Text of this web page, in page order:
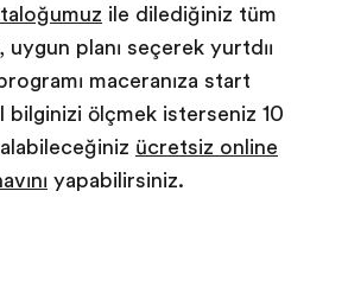
ile dilediğiniz tüm
uygun planı seçerek yurtdışı
maceranıza start
bilginizi ölçmek isterseniz 10
ücretsiz online
yapabilirsiniz.